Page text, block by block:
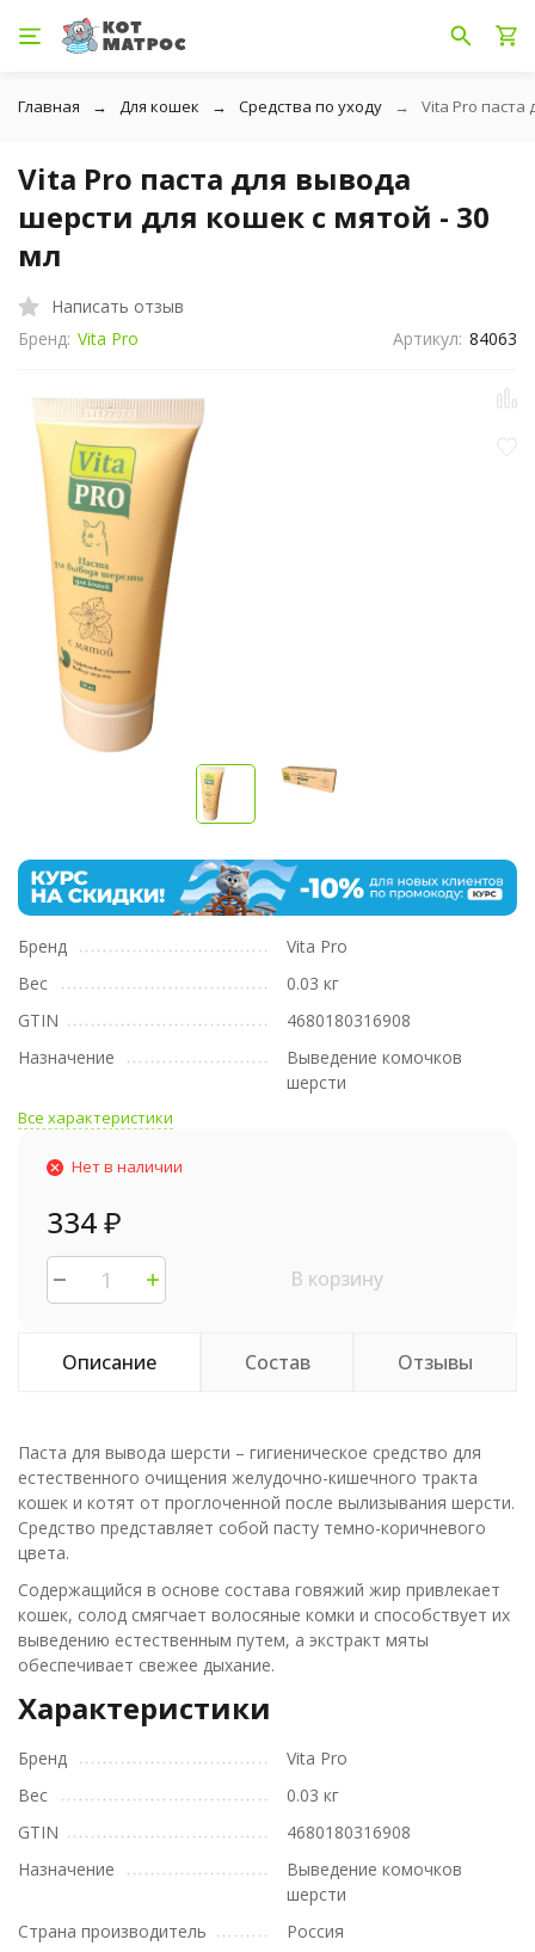
Главная Для кошек Средства по уходу Vita Pro паста
Vita Pro паста для вывода
шерсти для кошек с мятой - 30
мл
Написать отзыв
Бренд: Vita Pro Артикул: 84063
Бренд
Vita Pro
Вес
0.03 кг
GTIN
4680180316908
Назначение
Выведение комочков
шерсти
Все характеристики
Нет в наличии
334₽
В корзину
Описание Состав Отзывы
Паста для вывода шерсти – гигиеническое средство для
естественного очищения желудочно-кишечного тракта
кошек и котят от проглоченной после вылизывания шерсти.
Средство представляет собой пасту темно-коричневого
цвета.
Содержащийся в основе состава говяжий жир привлекает
кошек, солод смягчает волосяные комки и способствует их
выведению естественным путем, а экстракт мяты
обеспечивает свежее дыхание.
Характеристики
Бренд
Vita Pro
Вес
0.03 кг
GTIN
4680180316908
Назначение
Выведение комочков
шерсти
Страна производитель
Россия